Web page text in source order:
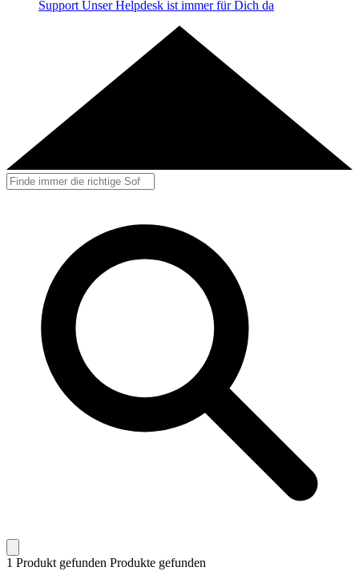
Support Unser Helpdesk ist immer für Dich da
1 Produkt gefunden Produkte gefunden